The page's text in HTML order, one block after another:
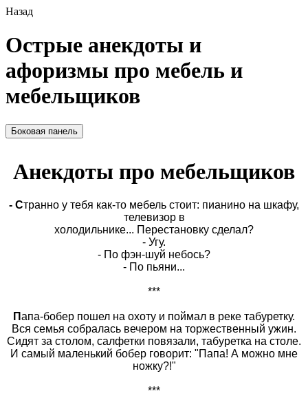
Назад
Острые анекдоты и
афоризмы про мебель и
мебельщиков
Боковая панель
Анекдоты про мебельщиков
- Странно у тебя как-то мебель стоит: пианино на шкафу,
телевизор в
холодильнике... Перестановку сделал?
- Угу.
- По фэн-шуй небось?
- По пьяни...
***
Папа-бобер пошел на охоту и поймал в реке табуретку.
Вся семья собралась вечером на торжественный ужин.
Сидят за столом, салфетки повязали, табуретка на столе.
И самый маленький бобер говорит: "Папа! А можно мне
ножку?!"
***